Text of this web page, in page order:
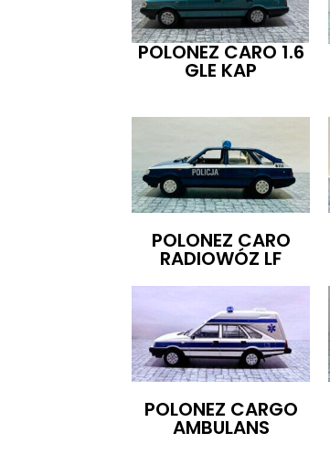
POLONEZ CARO 1.6
GLE KAP
POLONEZ CARO
RADIOWÓZ LF
POLONEZ CARGO
AMBULANS